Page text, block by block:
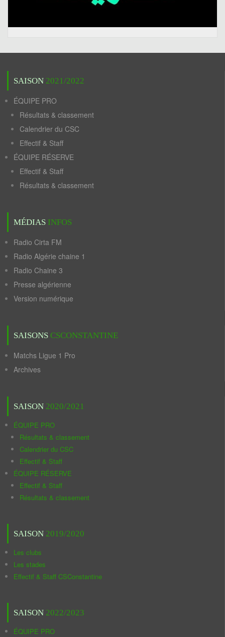
SAISON 2021/2022
ÉQUIPE PRO
Résultats & classement
Calendrier du CSC
Effectif & Staff
ÉQUIPE RÉSERVE
Effectif & Staff
Résultats & classement
MÉDIAS INFOS
Radio Cirta FM
Radio Algérie chaine 1
Radio Chaine 3
Presse algérienne
Version numérique
SAISONS CSCONSTANTINE
Matchs Ligue 1 Pro
Archives
SAISON 2020/2021
ÉQUIPE PRO
Résultats & classement
Calendrier du CSC
Effectif & Staff
ÉQUIPE RÉSERVE
Effectif & Staff
Résultats & classement
SAISON 2019/2020
Les clubs
Les stades
Effectif & Staff CSConstantine
SAISON 2022/2023
ÉQUIPE PRO